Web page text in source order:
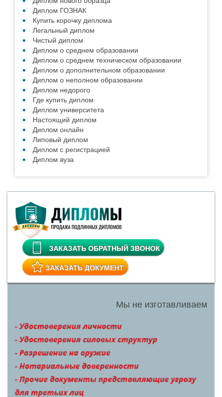
Диплом ГОЗНАК
Купить корочку диплома
Легальный диплом
Чистый диплом
Диплом о среднем образовании
Диплом о среднем техническом образовании
Диплом о дополнительном образовании
Диплом о неполном образовании
Диплом недорого
Где купить диплом
Диплом университета
Настоящий диплом
Диплом онлайн
Липовый диплом
Диплом с регистрацией
Диплом вуза
ЗАКАЗАТЬ ОБРАТНЫЙ ЗВОНОК
ЗАКАЗАТЬ ДОКУМЕНТ
Мы не изготавливаем